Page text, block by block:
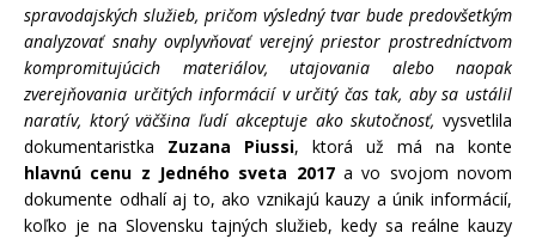
spravodajských služieb, pričom výsledný tvar bude predovšetkým
analyzovať snahy ovplyvňovať verejný priestor prostredníctvom
kompromitujúcich materiálov, utajovania alebo naopak
zverejňovania určitých informácií v určitý čas tak, aby sa ustálil
naratív, ktorý väčšina ľudí akceptuje ako skutočnosť, vysvetlila
dokumentaristka Zuzana Piussi, ktorá už má na konte
hlavnú cenu z Jedného sveta 2017a vo svojom novom
dokumente odhalí aj to, ako vznikajú kauzy a únik informácií,
koľko je na Slovensku tajných služieb, kedy sa reálne kauzy